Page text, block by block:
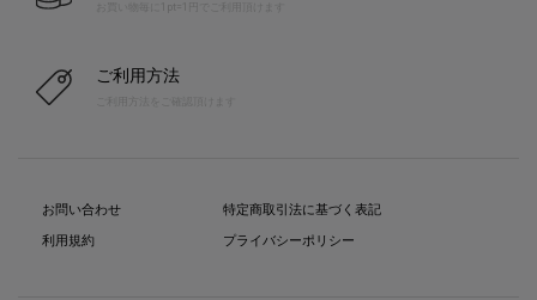
お買い物毎に1pt=1円でご利用頂けます
ご利用方法
お問い合わせ
利用規約
特定商取引法に基づく表記
プライバシーポリシー